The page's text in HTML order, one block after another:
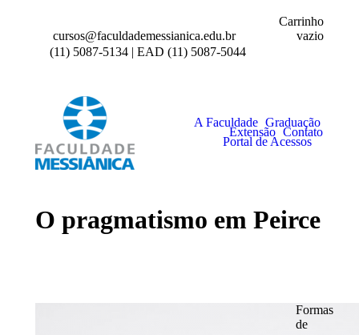
cursos@faculdademessianica.edu.br
(11) 5087-5134 | EAD (11) 5087-5044
Carrinho
vazio
A Faculdade Graduação
Extensão Contato
Portal de Acessos
O pragmatismo em Peirce
Formas
de